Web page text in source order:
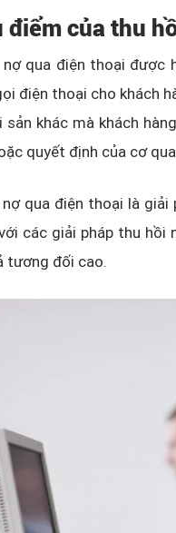
điểm của thu
qua điện thoại được
điện thoại cho khách
sản khác mà khách
quyết định của cơ
qua điện thoại là
các giải pháp thu hồi
tương đối cao.